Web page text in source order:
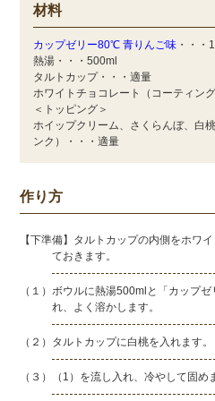
材料
カップゼリー80℃ 青りんご味 ・・・
熱湯・・・500ml
タルトカップ・・・適量
ホワイトチョコレート（コーティン
＜トッピング＞
ホイップクリーム、さくらんぼ、白
ンク）・・・適量
作り方
【下準備】タルトカップの内側をホワ
ておきます。
（１）ボウルに熱湯500mlと「カップ
れ、よく溶かします。
（２）タルトカップに白桃を入れます。
（３）（1）を流し入れ、冷やして固め